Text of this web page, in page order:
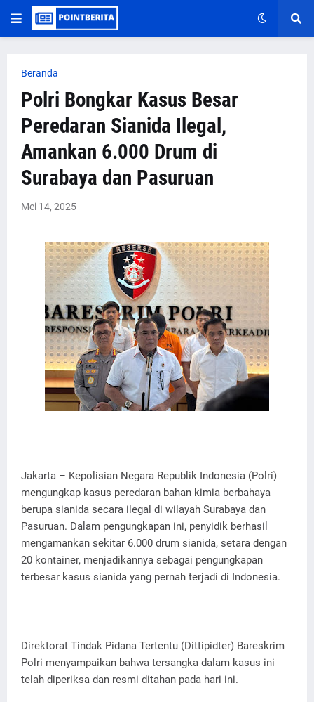
Beranda
Polri Bongkar Kasus Besar
Peredaran Sianida Ilegal,
Amankan 6.000 Drum di
Surabaya dan Pasuruan
Mei 14, 2025
Jakarta – Kepolisian Negara Republik Indonesia (Polri)
mengungkap kasus peredaran bahan kimia berbahaya
berupa sianida secara ilegal di wilayah Surabaya dan
Pasuruan. Dalam pengungkapan ini, penyidik berhasil
mengamankan sekitar 6.000 drum sianida, setara dengan
20 kontainer, menjadikannya sebagai pengungkapan
terbesar kasus sianida yang pernah terjadi di Indonesia.
Direktorat Tindak Pidana Tertentu (Dittipidter) Bareskrim
Polri menyampaikan bahwa tersangka dalam kasus ini
telah diperiksa dan resmi ditahan pada hari ini.